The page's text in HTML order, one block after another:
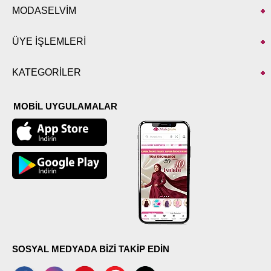
MODASELVİM
ÜYE İŞLEMLERİ
KATEGORİLER
MOBİL UYGULAMALAR
SOSYAL MEDYADA BİZİ TAKİP EDİN